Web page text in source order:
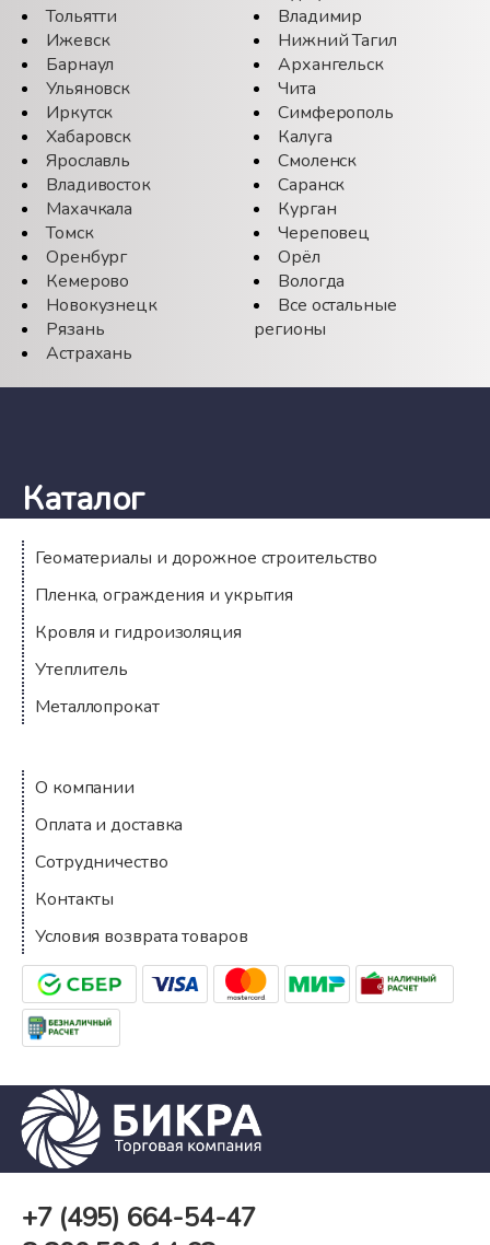
Тольятти
Ижевск
Барнаул
Ульяновск
Иркутск
Хабаровск
Ярославль
Владивосток
Махачкала
Томск
Оренбург
Кемерово
Новокузнецк
Рязань
Астрахань
Владимир
Нижний Тагил
Архангельск
Чита
Симферополь
Калуга
Смоленск
Саранск
Курган
Череповец
Орёл
Вологда
Все остальные
регионы
Каталог
Геоматериалы и дорожное строительство
Пленка, ограждения и укрытия
Кровля и гидроизоляция
Утеплитель
Металлопрокат
Компания
О компании
Оплата и доставка
Сотрудничество
Контакты
Условия возврата товаров
+7 (495) 664-54-47